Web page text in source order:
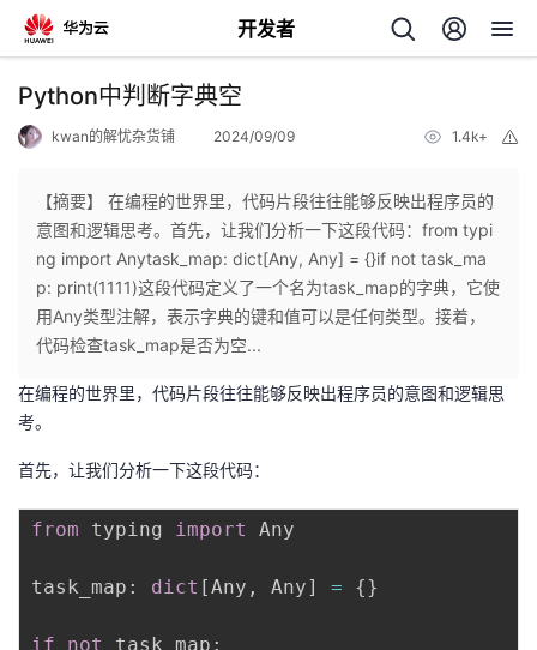
开发者
返
个
人
主
页
我
的
开
发
者
我
Python中判断字典空
kwan的解忧杂货铺 2024/09/09 1.4k+
【摘要】 在编程的世界里，代码片段往往能够反映出程序员的
意图和逻辑思考。首先，让我们分析一下这段代码：from typi
ng import Anytask_map: dict[Any, Any] = {}if not task_ma
p: print(1111)这段代码定义了一个名为task_map的字典，它使
用Any类型注解，表示字典的键和值可以是任何类型。接着，
代码检查task_map是否为空...
在编程的世界里，代码片段往往能够反映出程序员的意图和逻辑思
考。
首先，让我们分析一下这段代码：
from typing import Any
task_map : dict [Any , Any] = {}
if not task_map :